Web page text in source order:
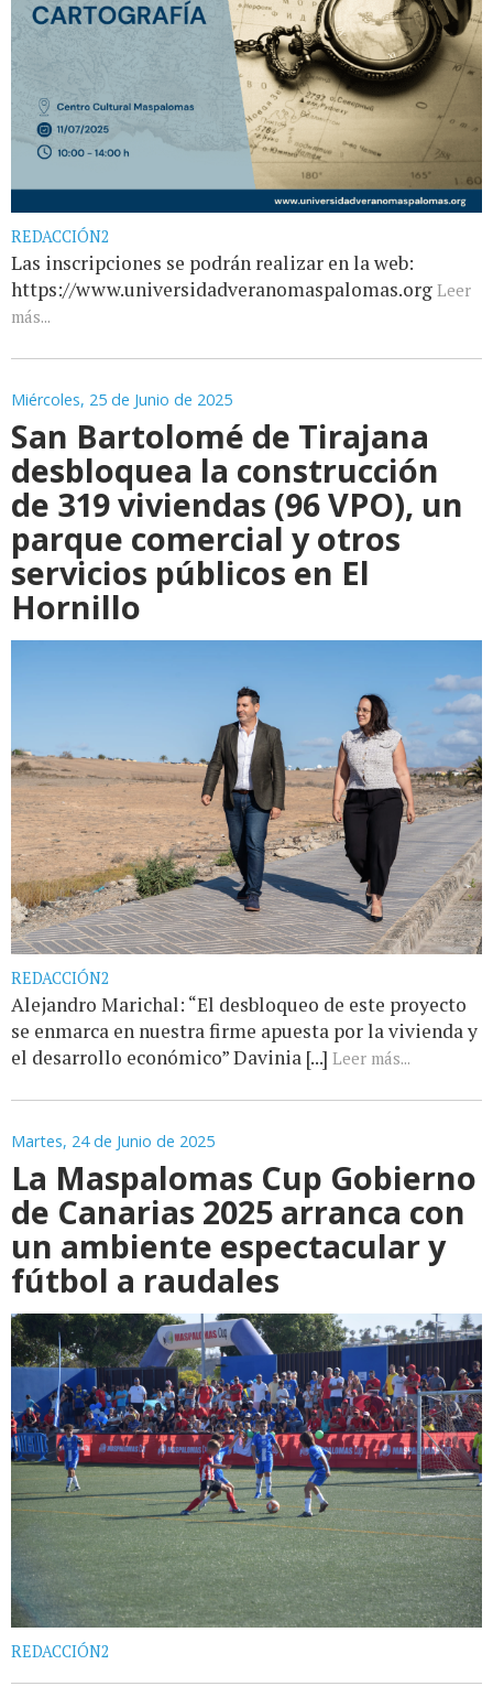
REDACCIÓN2
Las inscripciones se podrán realizar en la web:
https://www.universidadveranomaspalomas.org Leer
más...
Miércoles, 25 de Junio de 2025
San Bartolomé de Tirajana
desbloquea la construcción
de 319 viviendas (96 VPO), un
parque comercial y otros
servicios públicos en El
Hornillo
REDACCIÓN2
Alejandro Marichal: “El desbloqueo de este proyecto
se enmarca en nuestra firme apuesta por la vivienda y
el desarrollo económico” Davinia [...] Leer más...
Martes, 24 de Junio de 2025
La Maspalomas Cup Gobierno
de Canarias 2025 arranca con
un ambiente espectacular y
fútbol a raudales
REDACCIÓN2